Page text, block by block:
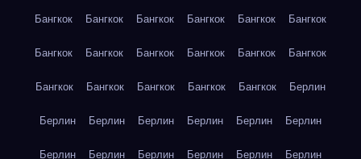
Бангкок Бангкок Бангкок Бангкок Бангкок Бангкок
Бангкок Бангкок Бангкок Бангкок Бангкок Бангкок
Бангкок Бангкок Бангкок Бангкок Бангкок Берлин
Берлин Берлин Берлин Берлин Берлин Берлин
Берлин Берлин Берлин Берлин Берлин Берлин